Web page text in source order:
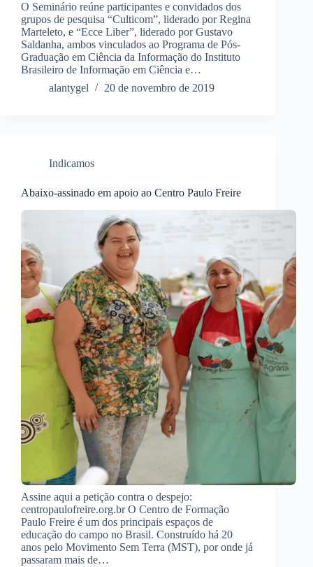
O Seminário reúne participantes e convidados dos
grupos de pesquisa “Culticom”, liderado por Regina
Marteleto, e “Ecce Liber”, liderado por Gustavo
Saldanha, ambos vinculados ao Programa de Pós-
Graduação em Ciência da Informação do Instituto
Brasileiro de Informação em Ciência e…
alantygel
20 de novembro de 2019
Indicamos
Abaixo-assinado em apoio ao Centro Paulo Freire
Assine aqui a petição contra o despejo:
centropaulofreire.org.br O Centro de Formação
Paulo Freire é um dos principais espaços de
educação do campo no Brasil. Construído há 20
anos pelo Movimento Sem Terra (MST), por onde já
passaram mais de…